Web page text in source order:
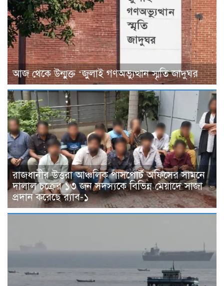
আজ থেকে উন্মুক্ত ‘জুলাই গণঅভ্যুত্থান স্মৃতি জাদুঘর
রাজধানীর উত্তরা আঞ্চলিক পাসপোর্ট অফিসের সামনে
দালাল চক্রের ১৩ জন সদস্যকে বিভিন্ন মেয়াদে সাজা
প্রদান করেছে র‌্যাব-১